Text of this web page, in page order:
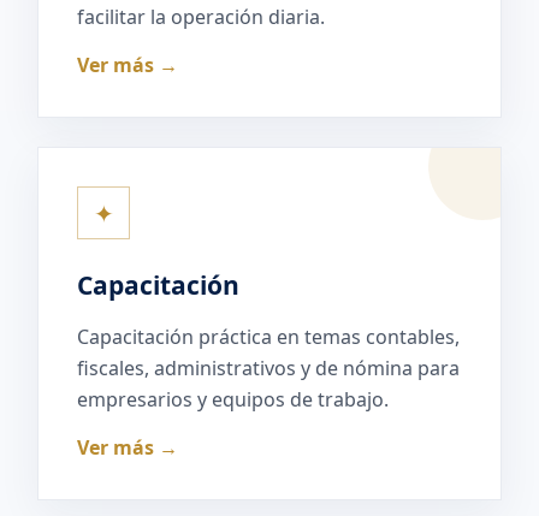
facilitar la operación diaria.
Ver más →
✦
Capacitación
Capacitación práctica en temas contables,
fiscales, administrativos y de nómina para
empresarios y equipos de trabajo.
Ver más →